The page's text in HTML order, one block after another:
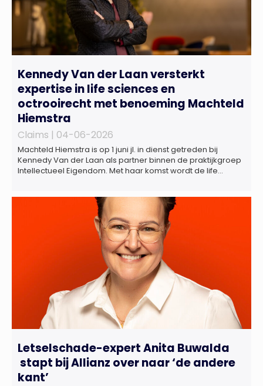
Kennedy Van der Laan versterkt
expertise in life sciences en
octrooirecht met benoeming Machteld
Hiemstra
Claims | 04-06-2026
Machteld Hiemstra is op 1 juni jl. in dienst getreden bij
Kennedy Van der Laan als partner binnen de praktijkgroep
Intellectueel Eigendom. Met haar komst wordt de life
gespecialiseerd in nationale en internationale wet- en
regelgeving relevant voor de life sciences sector en de […]
Letselschade-expert Anita Buwalda
stapt bij Allianz over naar ‘de andere
kant’